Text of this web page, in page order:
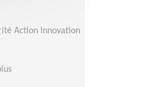
Action Innovation